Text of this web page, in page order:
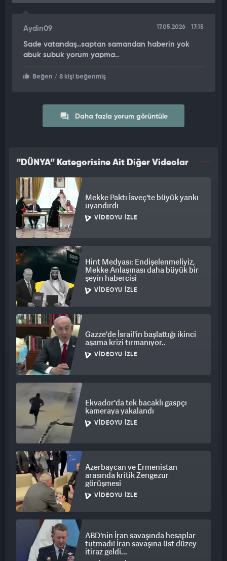
Aydin09 17.05.2026 17:15
Sade vatandaş..saptan samandan haberin yok
abuk subuk yorum yapma..
Beğen / 8 kişi beğenmiş
Daha fazla yorum görüntüle
“DÜNYA” Kategorisine Ait Diğer Videolar
Mekke Paktı İsveç'te büyük yankı
uyandırdı
VIDEOYU İZLE
Hint Medyası: Endişelenmeliyiz,
Mekke Anlaşması daha büyük bir
şeyin habercisi
VIDEOYU İZLE
Gazze'de İsrail'in başlattığı ikinci
aşama krizi tırmanıyor..
VIDEOYU İZLE
Ekvador'da tek bacaklı gaspçı
kameraya yakalandı
VIDEOYU İZLE
Azerbaycan ve Ermenistan
arasında kritik Zengezur
görüşmesi
VIDEOYU İZLE
ABD'nin İran savaşında hesaplar
tutmadı! İran savaşına üst düzey
itiraz geldi...